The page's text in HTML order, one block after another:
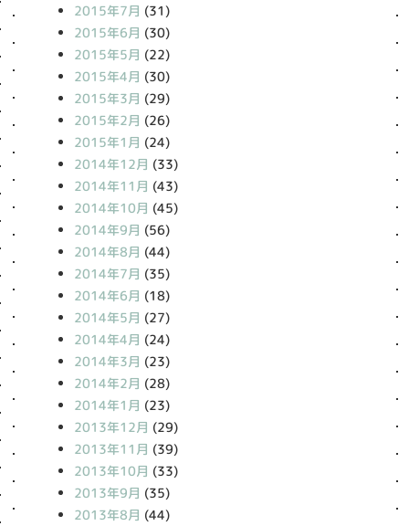
2015年7月 (31)
2015年6月 (30)
2015年5月 (22)
2015年4月 (30)
2015年3月 (29)
2015年2月 (26)
2015年1月 (24)
2014年12月 (33)
2014年11月 (43)
2014年10月 (45)
2014年9月 (56)
2014年8月 (44)
2014年7月 (35)
2014年6月 (18)
2014年5月 (27)
2014年4月 (24)
2014年3月 (23)
2014年2月 (28)
2014年1月 (23)
2013年12月 (29)
2013年11月 (39)
2013年10月 (33)
2013年9月 (35)
2013年8月 (44)